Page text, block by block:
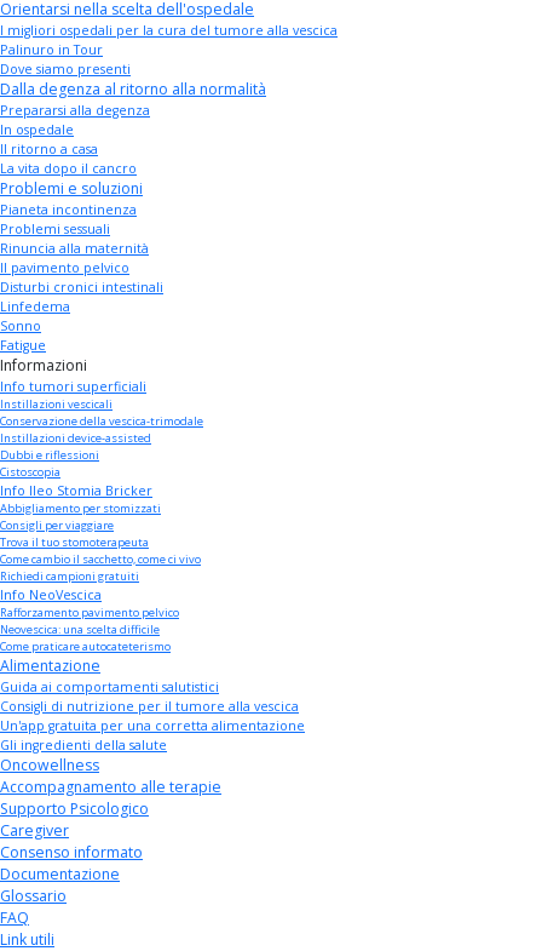
Orientarsi nella scelta dell'ospedale
I migliori ospedali per la cura del tumore alla vescica
Palinuro in Tour
Dove siamo presenti
Dalla degenza al ritorno alla normalità
Prepararsi alla degenza
In ospedale
Il ritorno a casa
La vita dopo il cancro
Problemi e soluzioni
Pianeta incontinenza
Problemi sessuali
Rinuncia alla maternità
Il pavimento pelvico
Disturbi cronici intestinali
Linfedema
Sonno
Fatigue
Informazioni
Info tumori superficiali
Instillazioni vescicali
Conservazione della vescica-trimodale
Instillazioni device-assisted
Dubbi e riflessioni
Cistoscopia
Info Ileo Stomia Bricker
Abbigliamento per stomizzati
Consigli per viaggiare
Trova il tuo stomoterapeuta
Come cambio il sacchetto, come ci vivo
Richiedi campioni gratuiti
Info NeoVescica
Rafforzamento pavimento pelvico
Neovescica: una scelta difficile
Come praticare autocateterismo
Alimentazione
Guida ai comportamenti salutistici
Consigli di nutrizione per il tumore alla vescica
Un'app gratuita per una corretta alimentazione
Gli ingredienti della salute
Oncowellness
Accompagnamento alle terapie
Supporto Psicologico
Caregiver
Consenso informato
Documentazione
Glossario
FAQ
Link utili